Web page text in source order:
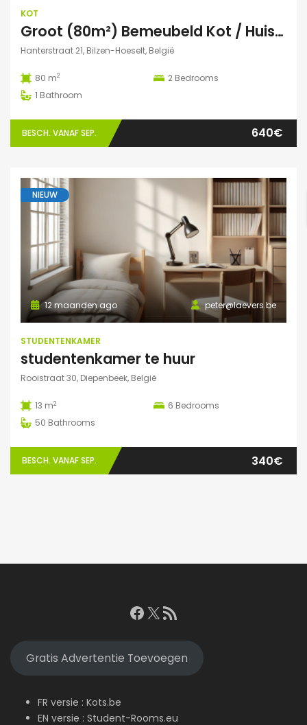
KOT
Groot (80m²) Bemeubeld Kot / Huis (volledig privé) Diepenbeek
Hanterstraat 21, Bilzen-Hoeselt, België
80 m2 2 Bedrooms
1 Bathroom
BESCH. VANAF SEP. 640€
NIEUW
peter@laevers.be
12 maanden ago
STUDENTENKAMER
studentenkamer te huur
Rooistraat 30, Diepenbeek, België
13 m2 6 Bedrooms
50 Bathrooms
BESCH. VANAF SEP. 340€
Facebook
X RSS feed
Gratis Advertentie Toevoegen
FR versie : Kots.be
EN versie : Student-Rooms.eu